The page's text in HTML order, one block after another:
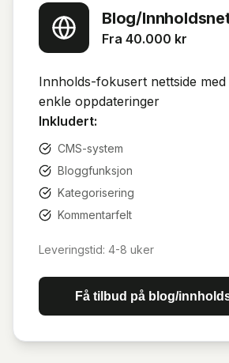
Blog/
Fra 40.000 kr
Innholds-fokusert nettside
enkle oppdateringer
Inkludert:
CMS-system
Bloggfunksjon
Kategorisering
Kommentarfelt
Leveringstid: 4-8 uker
Få tilbud på blog/